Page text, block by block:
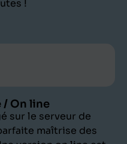
!
/ On line
sur le serveur de
maîtrise des